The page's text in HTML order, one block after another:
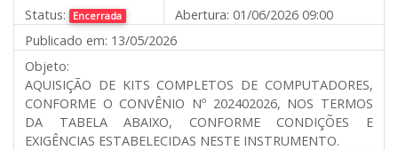
Status: Encerrada Abertura: 01/06/2026 09:00
Publicado em: 13/05/2026
Objeto:
AQUISIÇÃO DE KITS COMPLETOS DE COMPUTADORES,
CONFORME O CONVÊNIO Nº 202402026, NOS TERMOS
DA TABELA ABAIXO, CONFORME CONDIÇÕES E
EXIGÊNCIAS ESTABELECIDAS NESTE INSTRUMENTO.